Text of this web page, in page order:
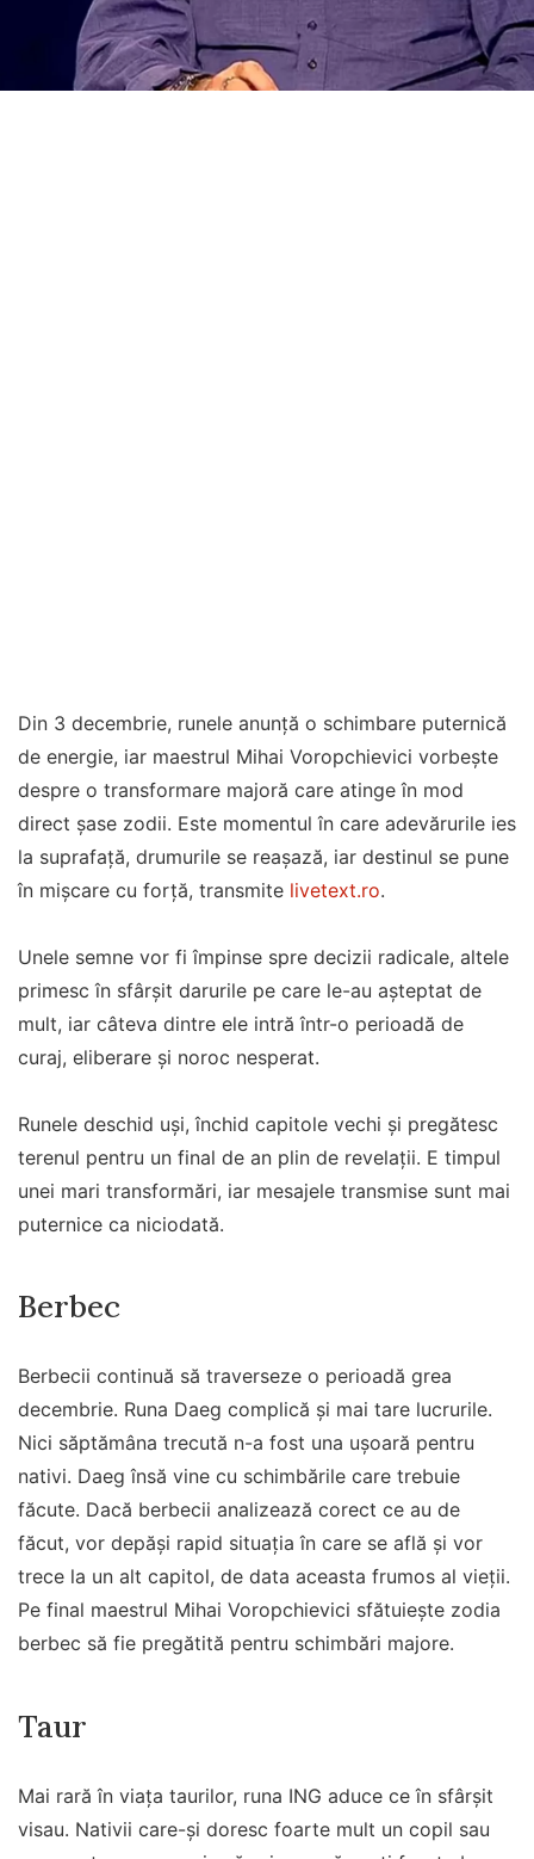
Din 3 decembrie, runele anunță o schimbare puternică
de energie, iar maestrul Mihai Voropchievici vorbește
despre o transformare majoră care atinge în mod
direct șase zodii. Este momentul în care adevărurile ies
la suprafață, drumurile se reașază, iar destinul se pune
în mișcare cu forță, transmite livetext.ro.
Unele semne vor fi împinse spre decizii radicale, altele
primesc în sfârșit darurile pe care le-au așteptat de
mult, iar câteva dintre ele intră într-o perioadă de
curaj, eliberare și noroc nesperat.
Runele deschid uși, închid capitole vechi și pregătesc
terenul pentru un final de an plin de revelații. E timpul
unei mari transformări, iar mesajele transmise sunt mai
puternice ca niciodată.
Berbec
Berbecii continuă să traverseze o perioadă grea
decembrie. Runa Daeg complică și mai tare lucrurile.
Nici săptămâna trecută n-a fost una ușoară pentru
nativi. Daeg însă vine cu schimbările care trebuie
făcute. Dacă berbecii analizează corect ce au de
făcut, vor depăși rapid situația în care se află și vor
trece la un alt capitol, de data aceasta frumos al vieții.
Pe final maestrul Mihai Voropchievici sfătuiește zodia
berbec să fie pregătită pentru schimbări majore.
Taur
Mai rară în viața taurilor, runa ING aduce ce în sfârșit
visau. Nativii care-și doresc foarte mult un copil sau